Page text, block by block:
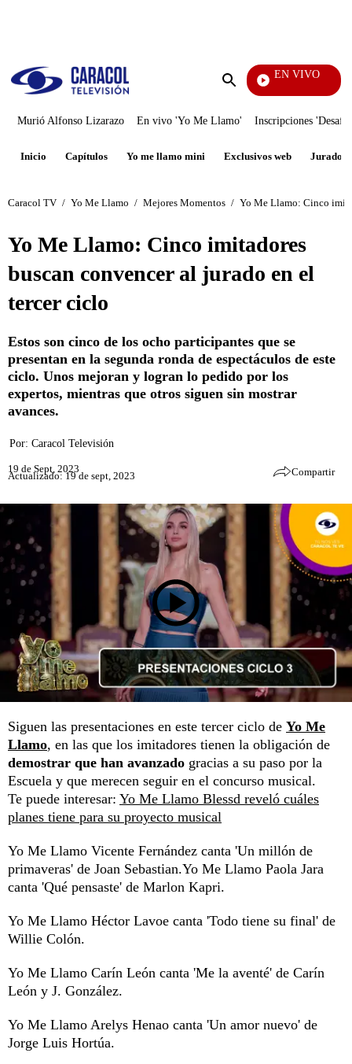
Enviar
EN VIVO
Murió Alfonso Lizarazo En vivo 'Yo Me Llamo' Inscripciones
Inicio Capítulos Yo me llamo mini Exclusivos web Jurados
Caracol TV / Yo Me Llamo / Mejores Momentos / Yo Me Llamo: Cinco
Yo Me Llamo: Cinco imitadores
buscan convencer al jurado en el
tercer ciclo
Estos son cinco de los ocho participantes que se
presentan en la segunda ronda de espectáculos de este
ciclo. Unos mejoran y logran lo pedido por los
expertos, mientras que otros siguen sin mostrar
avances.
Por: Caracol Televisión
19 de Sept, 2023
Actualizado: 19 de sept, 2023 Compartir
Siguen las presentaciones en este tercer ciclo de Yo Me
Llamo, en las que los imitadores tienen la obligación de
demostrar que han avanzado gracias a su paso por la
Escuela y que merecen seguir en el concurso musical.
Te puede interesar: Yo Me Llamo Blessd reveló cuáles
planes tiene para su proyecto musical
Yo Me Llamo Vicente Fernández canta 'Un millón de
primaveras' de Joan Sebastian.Yo Me Llamo Paola Jara
canta 'Qué pensaste' de Marlon Kapri.
Yo Me Llamo Héctor Lavoe canta 'Todo tiene su final' de
Willie Colón.
Yo Me Llamo Carín León canta 'Me la aventé' de Carín
León y J. González.
Yo Me Llamo Arelys Henao canta 'Un amor nuevo' de
Jorge Luis Hortúa.